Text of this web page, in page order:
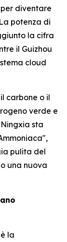
per diventare
potenza di
la cifra
il Guizhou
cloud
carbone o il
verde e
sta
pulita del
una nuova
la